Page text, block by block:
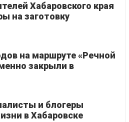
Хабаровского края
на заготовку
на маршруте «Речной
закрыли в
и блогеры
в Хабаровске